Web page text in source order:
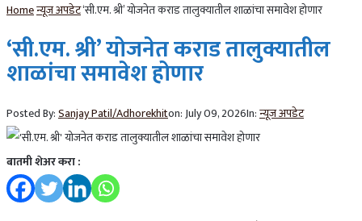
Homeन्यूज अपडेट‘सी.एम. श्री’ योजनेत कराड तालुक्यातील शाळांचा समावेश होणार
‘सी.एम. श्री’ योजनेत कराड तालुक्यातील
शाळांचा समावेश होणार
Posted By:Sanjay Patil/Adhorekhiton: July 09, 2026In:न्यूज अपडेट
बातमी शेअर करा :